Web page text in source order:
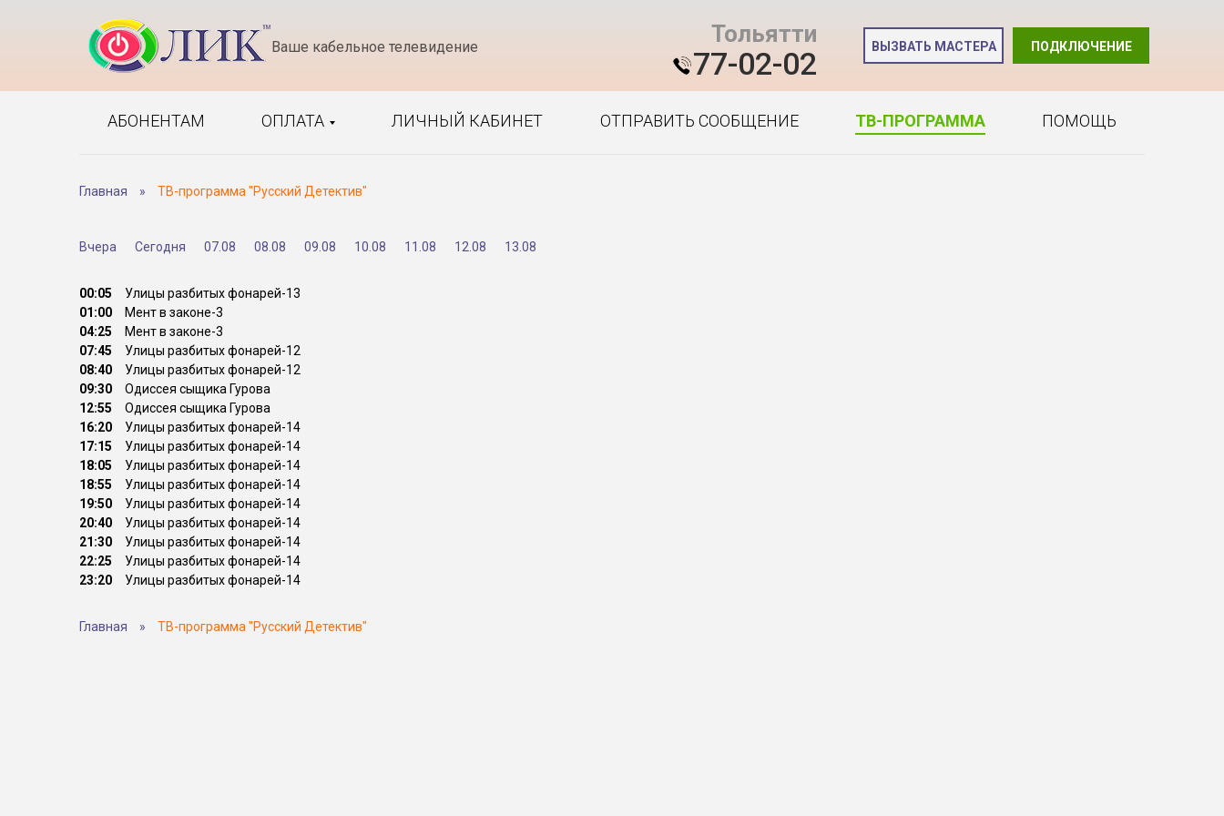
Ваше кабельное телевидение Тольятти
77-02-02 ПОДКЛЮЧЕНИЕ
ВЫЗВАТЬ МАСТЕРА
АБОНЕНТАМ ОПЛАТА ЛИЧНЫЙ КАБИНЕТ ОТПРАВИТЬ СООБЩЕНИЕ ТВ-ПРОГРАММА ПОМОЩЬ
Главная » ТВ-программа "Русский Детектив"
Вчера Сегодня 07.08 08.08 09.08 10.08 11.08 12.08 13.08
00:05
Улицы разбитых фонарей-13
01:00
Мент в законе-3
04:25
Мент в законе-3
07:45
Улицы разбитых фонарей-12
08:40
Улицы разбитых фонарей-12
09:30
Одиссея сыщика Гурова
12:55
Одиссея сыщика Гурова
16:20
Улицы разбитых фонарей-14
17:15
Улицы разбитых фонарей-14
18:05
Улицы разбитых фонарей-14
18:55
Улицы разбитых фонарей-14
19:50
Улицы разбитых фонарей-14
20:40
Улицы разбитых фонарей-14
21:30
Улицы разбитых фонарей-14
22:25
Улицы разбитых фонарей-14
23:20
Улицы разбитых фонарей-14
Главная » ТВ-программа "Русский Детектив"